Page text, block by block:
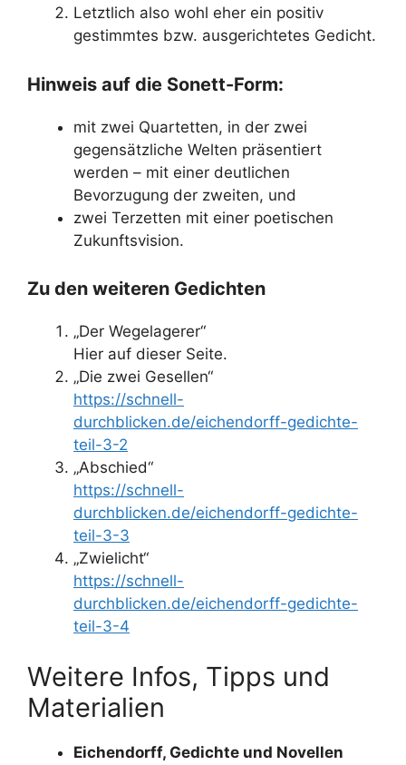
Letztlich also wohl eher ein positiv
gestimmtes bzw. ausgerichtetes Gedicht.
Hinweis auf die Sonett-Form:
mit zwei Quartetten, in der zwei
gegensätzliche Welten präsentiert
werden – mit einer deutlichen
Bevorzugung der zweiten, und
zwei Terzetten mit einer poetischen
Zukunftsvision.
Zu den weiteren Gedichten
„Der Wegelagerer“
Hier auf dieser Seite.
„Die zwei Gesellen“
https://schnell-
durchblicken.de/eichendorff-gedichte-
teil-3-2
„Abschied“
https://schnell-
durchblicken.de/eichendorff-gedichte-
teil-3-3
„Zwielicht“
https://schnell-
durchblicken.de/eichendorff-gedichte-
teil-3-4
Weitere Infos, Tipps und
Materialien
Eichendorff, Gedichte und Novellen